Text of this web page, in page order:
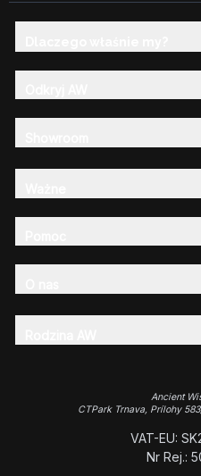
Ancient
CTPark Trnava, Prílohy
VAT-EU:
Nr Rej.: